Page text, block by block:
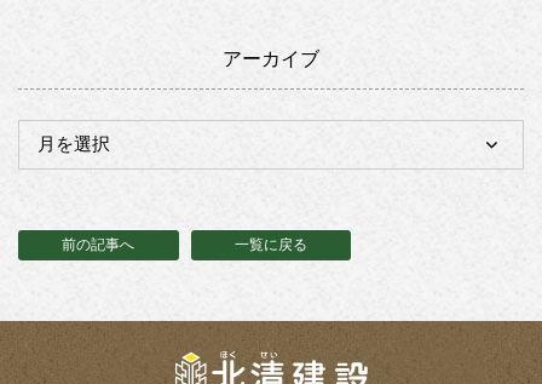
アーカイブ
前の記事へ 一覧に戻る